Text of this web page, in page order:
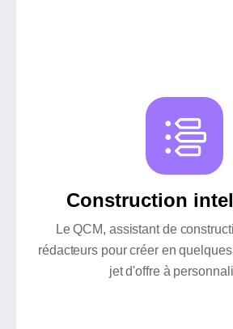
Construction
Le QCM, assistant de
rédacteurs pour créer en
jet d'offre à